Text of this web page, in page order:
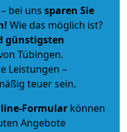
bei uns sparen Sie
Wie das möglich ist?
günstigsten
Tübingen.
Leistungen –
teuer sein.
Formular können
Angebote